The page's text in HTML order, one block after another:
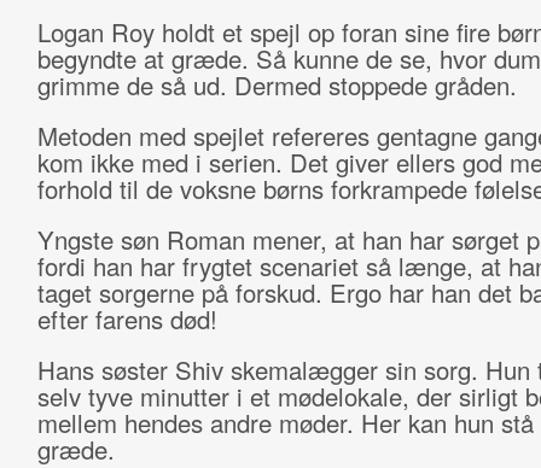
Logan Roy holdt et spejl op foran sine fire
begyndte at græde. Så kunne de se, hvor
grimme de så ud. Dermed stoppede gråden.
Metoden med spejlet refereres gentagne
kom ikke med i serien. Det giver ellers god
forhold til de voksne børns forkrampede
Yngste søn Roman mener, at han har sørget
fordi han har frygtet scenariet så længe, at
taget sorgerne på forskud. Ergo har han det
efter farens død!
Hans søster Shiv skemalægger sin sorg. Hun
selv tyve minutter i et mødelokale, der sirligt
mellem hendes andre møder. Her kan hun
græde.